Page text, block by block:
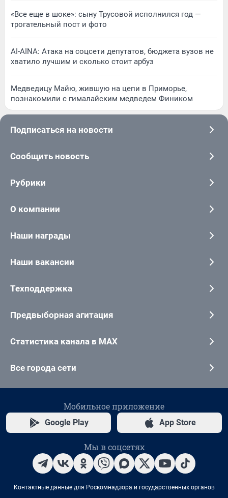
«Все еще в шоке»: сыну Трусовой исполнился год —
трогательный пост и фото
AI-AINA: Атака на соцсети депутатов, бюджета вузов не
хватило лучшим и сколько стоит арбуз
Медведицу Майю, жившую на цепи в Приморье,
познакомили с гималайским медведем Фиником
Подписаться на новости
Сообщить новость
Рубрики
О компании
Наши награды
Наши вакансии
Техподдержка
Предвыборная агитация
Статистика канала в MAX
Все города сети
Мобильное приложение
Google Play App Store
Мы в соцсетях
Контактные данные для Роскомнадзора и государственных органов